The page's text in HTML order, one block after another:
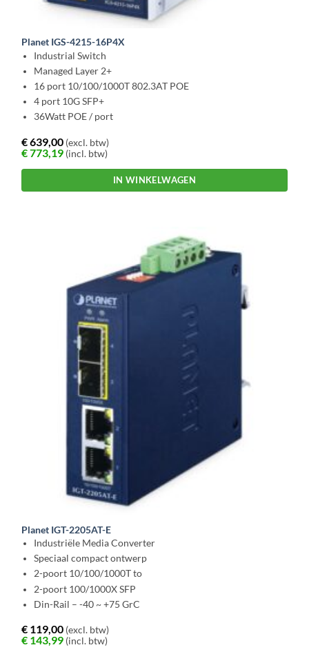
Planet IGS-4215-16P4X
Industrial Switch
Managed Layer 2+
16 port 10/100/1000T 802.3AT POE
4 port 10G SFP+
36Watt POE / port
€639,00 (excl. btw)
€773,19 (incl. btw)
IN WINKELWAGEN
Planet IGT-2205AT-E
Industriële Media Converter
Speciaal compact ontwerp
2-poort 10/100/1000T to
2-poort 100/1000X SFP
Din-Rail – -40 ~ +75 GrC
€ 119,00 (excl. btw)
€ 143,99 (incl. btw)